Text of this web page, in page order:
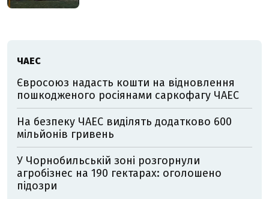
ЧАЕС
Євросоюз надасть кошти на відновлення
пошкодженого росіянами саркофагу ЧАЕС
На безпеку ЧАЕС виділять додатково 600
мільйонів гривень
У Чорнобильській зоні розгорнули
агробізнес на 190 гектарах: оголошено
підозри